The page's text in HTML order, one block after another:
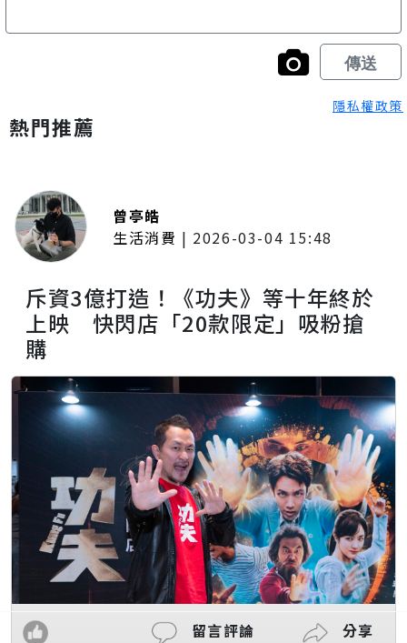
隱私權政策
熱門推薦
曾亭皓
生活消費 | 2026-03-04 15:48
斥資3億打造！《功夫》等十年終於
上映 快閃店「20款限定」吸粉搶
購
留言評論 分享